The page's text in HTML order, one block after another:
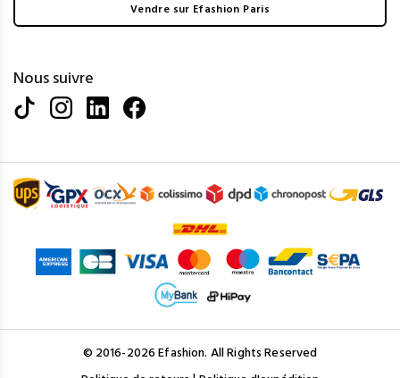
Vendre sur Efashion Paris
Nous suivre
© 2016-2026 Efashion. All Rights Reserved